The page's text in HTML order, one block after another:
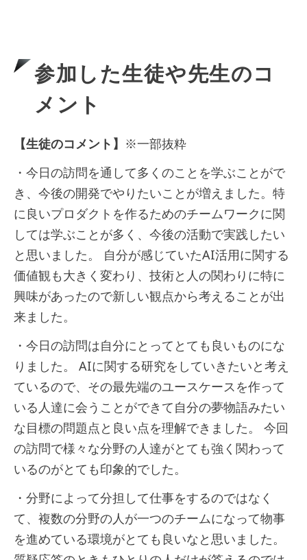
参加した生徒や先生のコ
メント
【生徒のコメント】 ※一部抜粋
・今日の訪問を通して多くのことを学ぶことがで
き、今後の開発でやりたいことが増えました。特
に良いプロダクトを作るためのチームワークに関
しては学ぶことが多く、今後の活動で実践したい
と思いました。 自分が感じていたAI活用に関する
価値観も大きく変わり、技術と人の関わりに特に
興味があったので新しい観点から考えることが出
来ました。
・今日の訪問は自分にとってとても良いものにな
りました。 AIに関する研究をしていきたいと考え
ているので、その最先端のユースケースを作って
いる人達に会うことができて自分の夢物語みたい
な目標の問題点と良い点を理解できました。 今回
の訪問で様々な分野の人達がとても強く関わって
いるのがとても印象的でした。
・分野によって分担して仕事をするのではなく
て、複数の分野の人が一つのチームになって物事
を進めている環境がとても良いなと思いました。